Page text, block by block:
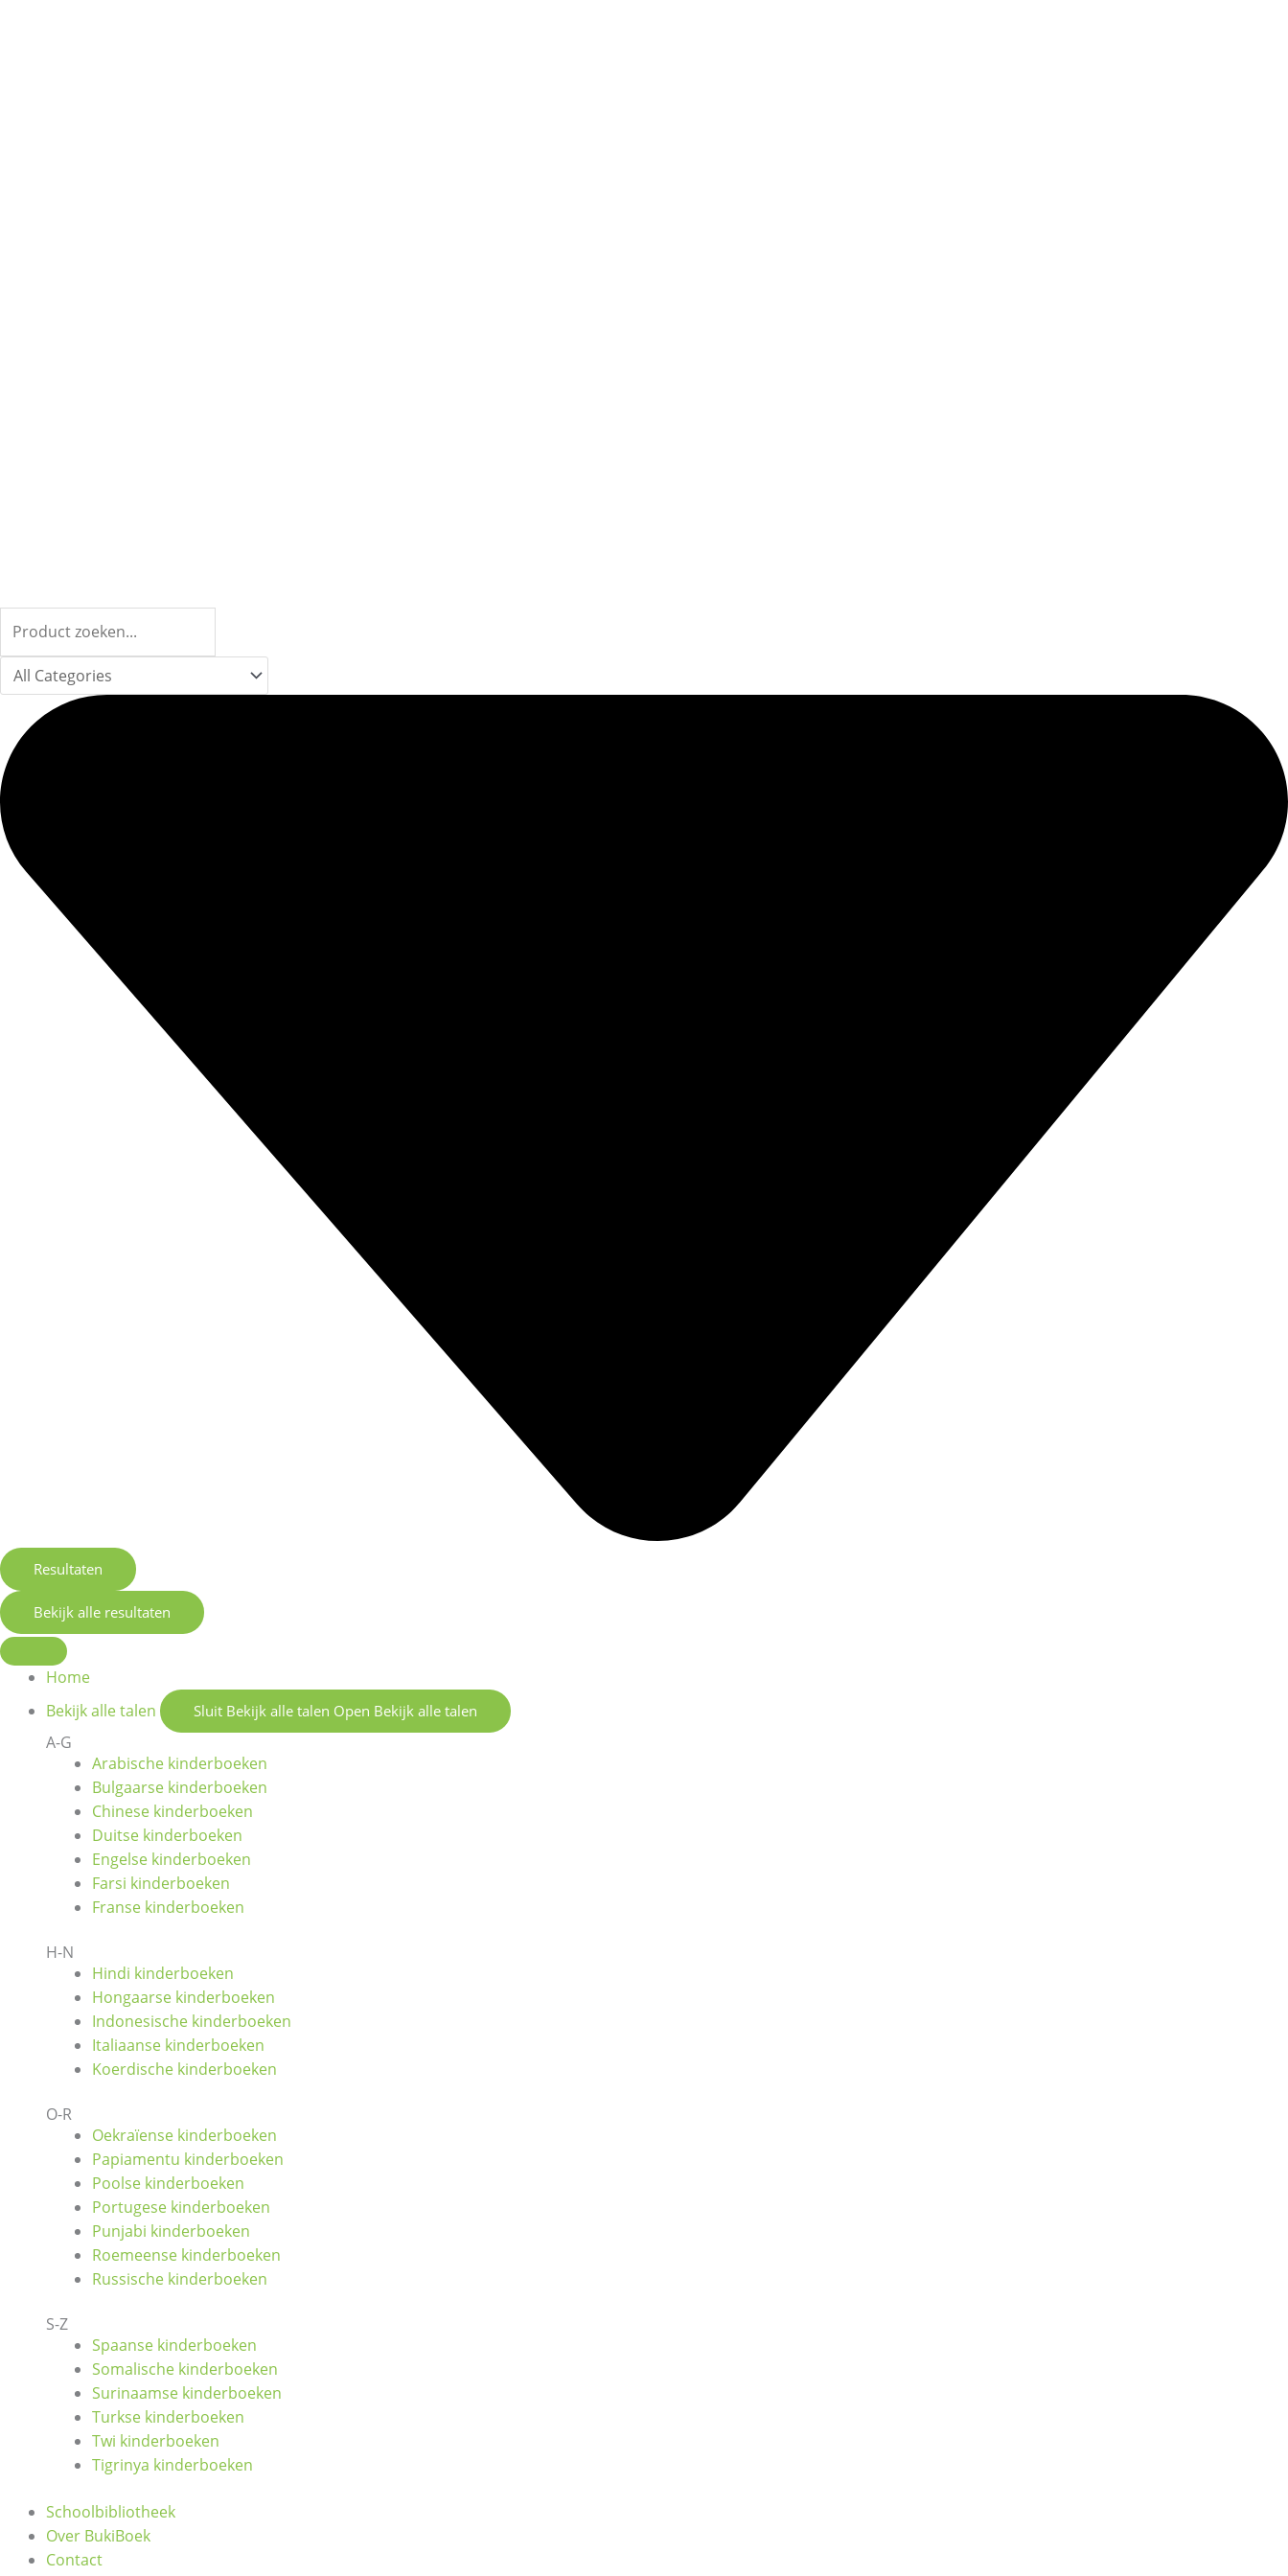
Resultaten
Bekijk alle resultaten
Home
Bekijk alle talen
Sluit Bekijk alle talen Open Bekijk alle talen
A-G
Arabische kinderboeken
Bulgaarse kinderboeken
Chinese kinderboeken
Duitse kinderboeken
Engelse kinderboeken
Farsi kinderboeken
Franse kinderboeken
H-N
Hindi kinderboeken
Hongaarse kinderboeken
Indonesische kinderboeken
Italiaanse kinderboeken
Koerdische kinderboeken
O-R
Oekraïense kinderboeken
Papiamentu kinderboeken
Poolse kinderboeken
Portugese kinderboeken
Punjabi kinderboeken
Roemeense kinderboeken
Russische kinderboeken
S-Z
Spaanse kinderboeken
Somalische kinderboeken
Surinaamse kinderboeken
Turkse kinderboeken
Twi kinderboeken
Tigrinya kinderboeken
Schoolbibliotheek
Over BukiBoek
Contact